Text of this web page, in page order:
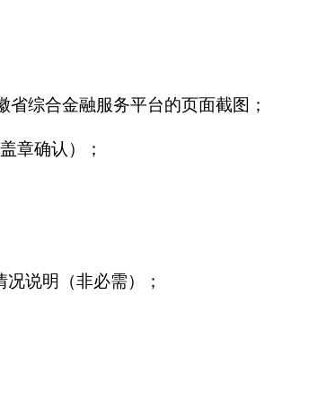
综合金融服务平台的页面截图；
章确认）；
说明（非必需）；